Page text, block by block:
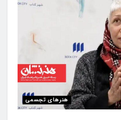
هنرهای تجسمی